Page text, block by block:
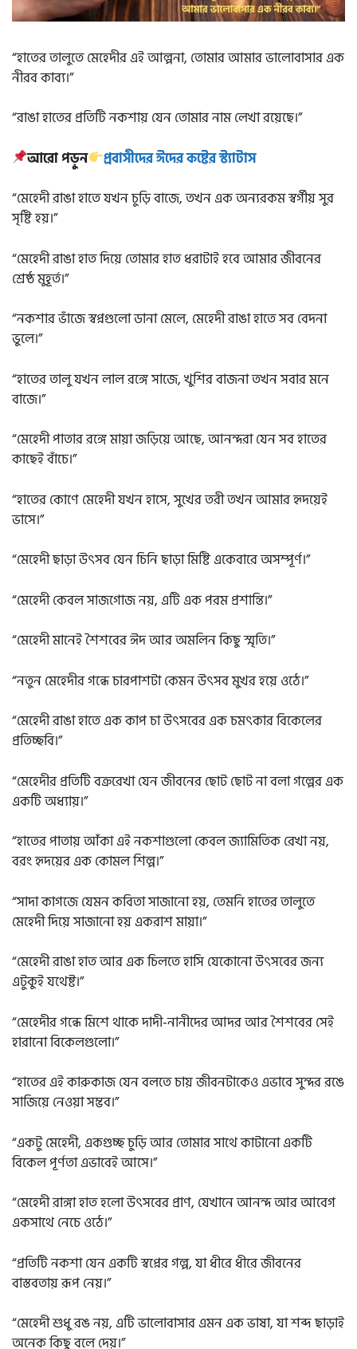
“হাতের তালুতে মেহেদীর এই আল্পনা, তোমার আমার ভালোবাসার এক
নীরব কাব্য।”
“রাঙা হাতের প্রতিটি নকশায় যেন তোমার নাম লেখা রয়েছে।”
আরো পড়ুন
প্রবাসীদের ঈদের কষ্টের স্ট্যাটাস
“মেহেদী রাঙা হাতে যখন চুড়ি বাজে, তখন এক অন্যরকম স্বর্গীয় সুর
সৃষ্টি হয়।”
“মেহেদী রাঙা হাত দিয়ে তোমার হাত ধরাটাই হবে আমার জীবনের
শ্রেষ্ঠ মুহূর্ত।”
“নকশার ভাঁজে স্বপ্নগুলো ডানা মেলে, মেহেদী রাঙা হাতে সব বেদনা
ভুলে।”
“হাতের তালু যখন লাল রঙ্গে সাজে, খুশির বাজনা তখন সবার মনে
বাজে।”
“মেহেদী পাতার রঙ্গে মায়া জড়িয়ে আছে, আনন্দরা যেন সব হাতের
কাছেই বাঁচে।”
“হাতের কোণে মেহেদী যখন হাসে, সুখের তরী তখন আমার হৃদয়েই
ভাসে।”
“মেহেদী ছাড়া উৎসব যেন চিনি ছাড়া মিষ্টি একেবারে অসম্পূর্ণ।”
“মেহেদী কেবল সাজগোজ নয়, এটি এক পরম প্রশান্তি।”
“মেহেদী মানেই শৈশবের ঈদ আর অমলিন কিছু স্মৃতি।”
“নতুন মেহেদীর গন্ধে চারপাশটা কেমন উৎসব মুখর হয়ে ওঠে।”
“মেহেদী রাঙা হাতে এক কাপ চা উৎসবের এক চমৎকার বিকেলের
প্রতিচ্ছবি।”
“মেহেদীর প্রতিটি বক্ররেখা যেন জীবনের ছোট ছোট না বলা গল্পের এক
একটি অধ্যায়।”
“হাতের পাতায় আঁকা এই নকশাগুলো কেবল জ্যামিতিক রেখা নয়,
বরং হৃদয়ের এক কোমল শিল্প।”
“সাদা কাগজে যেমন কবিতা সাজানো হয়, তেমনি হাতের তালুতে
মেহেদী দিয়ে সাজানো হয় একরাশ মায়া।”
“মেহেদী রাঙা হাত আর এক চিলতে হাসি যেকোনো উৎসবের জন্য
এটুকুই যথেষ্ট।”
“মেহেদীর গন্ধে মিশে থাকে দাদী-নানীদের আদর আর শৈশবের সেই
হারানো বিকেলগুলো।”
“হাতের এই কারুকাজ যেন বলতে চায় জীবনটাকেও এভাবে সুন্দর রঙে
সাজিয়ে নেওয়া সম্ভব।”
“একটু মেহেদী, একগুচ্ছ চুড়ি আর তোমার সাথে কাটানো একটি
বিকেল পূর্ণতা এভাবেই আসে।”
“মেহেদী রাঙ্গা হাত হলো উৎসবের প্রাণ, যেখানে আনন্দ আর আবেগ
একসাথে নেচে ওঠে।”
“প্রতিটি নকশা যেন একটি স্বপ্নের গল্প, যা ধীরে ধীরে জীবনের
বাস্তবতায় রূপ নেয়।”
“মেহেদী শুধু রঙ নয়, এটি ভালোবাসার এমন এক ভাষা, যা শব্দ ছাড়াই
অনেক কিছু বলে দেয়।”